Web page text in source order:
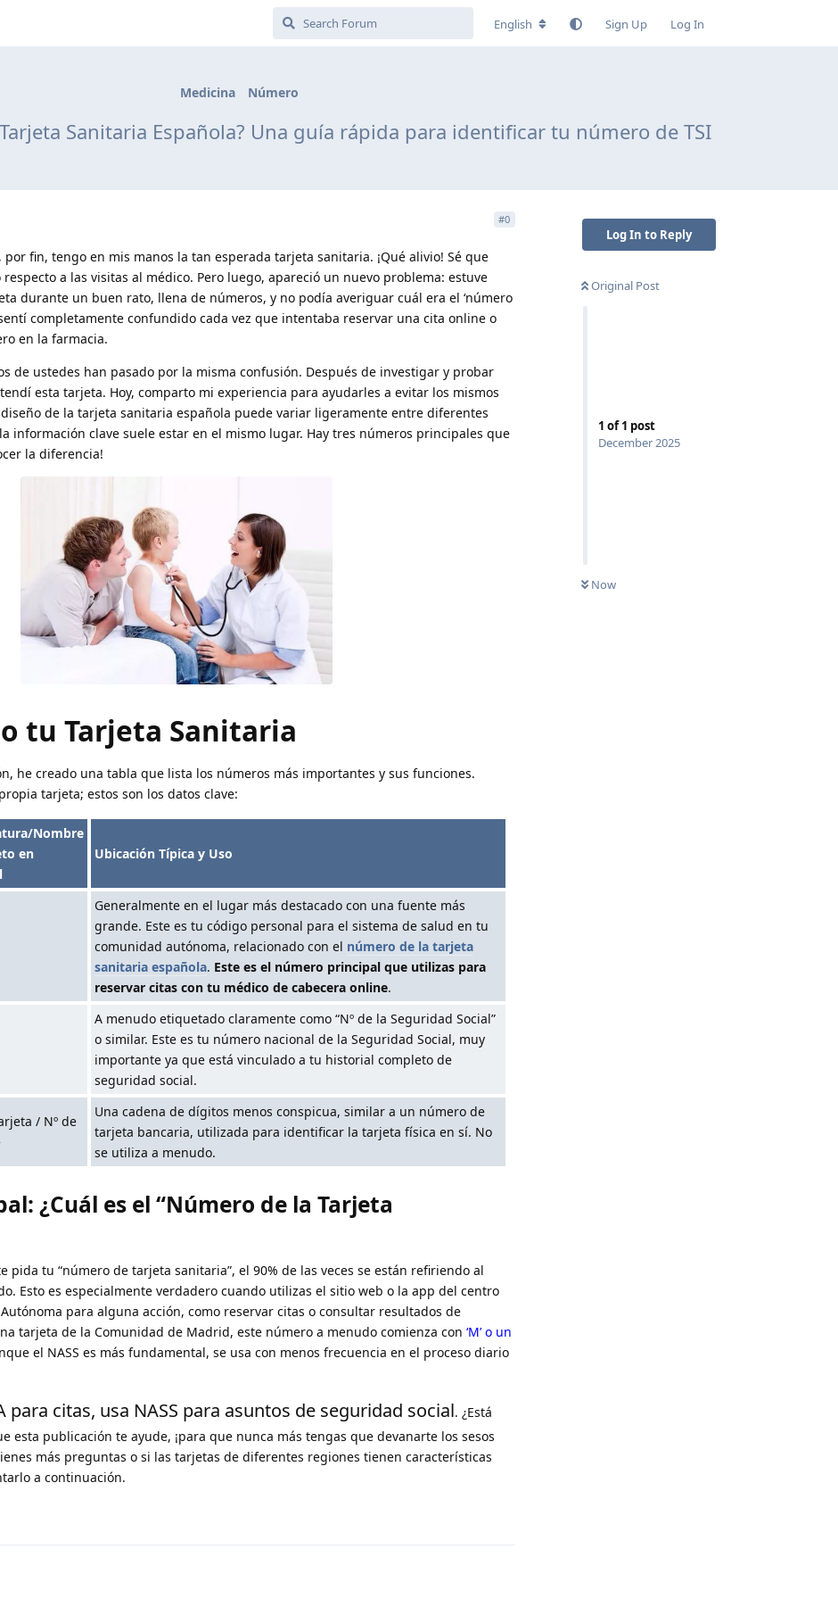
English Sign Up Log In
Medicina Número
Sanitaria Española? Una guía rápida para identificar tu número de TSI
Log In to Reply
Original Post
1 of1 post
December 2025
Now
#0
por fin, tengo en mis manos la tan esperada tarjeta sanitaria. ¡Qué alivio! Sé que
a las visitas al médico. Pero luego, apareció un nuevo problema: estuve
durante un buen rato, llena de números, y no podía averiguar cuál era el ‘número
completamente confundido cada vez que intentaba reservar una cita online o
en la farmacia.
de ustedes han pasado por la misma confusión. Después de investigar y probar
esta tarjeta. Hoy, comparto mi experiencia para ayudarles a evitar los mismos
de la tarjeta sanitaria española puede variar ligeramente entre diferentes
información clave suele estar en el mismo lugar. Hay tres números principales que
la diferencia!
tu Tarjeta Sanitaria
he creado una tabla que lista los números más importantes y sus funciones.
tarjeta; estos son los datos clave:
Nombre
en
Ubicación Típica y Uso
Generalmente en el lugar más destacado con una fuente más
grande. Este es tu código personal para el sistema de salud en tu
comunidad autónoma, relacionado con el número de la tarjeta
sanitaria española. Este es el número principal que utilizas para
reservar citas con tu médico de cabecera online.
A menudo etiquetado claramente como “Nº de la Seguridad Social”
o similar. Este es tu número nacional de la Seguridad Social, muy
importante ya que está vinculado a tu historial completo de
seguridad social.
/ Nº de
Una cadena de dígitos menos conspicua, similar a un número de
tarjeta bancaria, utilizada para identificar la tarjeta física en sí. No
se utiliza a menudo.
¿Cuál es el “Número de la Tarjeta
pida tu “número de tarjeta sanitaria”, el 90% de las veces se están refiriendo al
Esto es especialmente verdadero cuando utilizas el sitio web o la app del centro
para alguna acción, como reservar citas o consultar resultados de
tarjeta de la Comunidad de Madrid, este número a menudo comienza con ‘M’ o un
el NASS es más fundamental, se usa con menos frecuencia en el proceso diario
para citas, usa NASS para asuntos de seguridad social. ¿Está
esta publicación te ayude, ¡para que nunca más tengas que devanarte los sesos
más preguntas o si las tarjetas de diferentes regiones tienen características
a continuación.